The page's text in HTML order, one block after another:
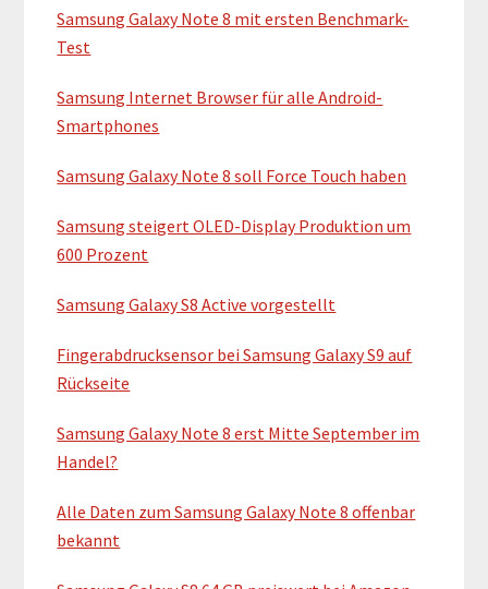
Samsung Galaxy Note 8 mit ersten Benchmark-
Test
Samsung Internet Browser für alle Android-
Smartphones
Samsung Galaxy Note 8 soll Force Touch haben
Samsung steigert OLED-Display Produktion um
600 Prozent
Samsung Galaxy S8 Active vorgestellt
Fingerabdrucksensor bei Samsung Galaxy S9 auf
Rückseite
Samsung Galaxy Note 8 erst Mitte September im
Handel?
Alle Daten zum Samsung Galaxy Note 8 offenbar
bekannt